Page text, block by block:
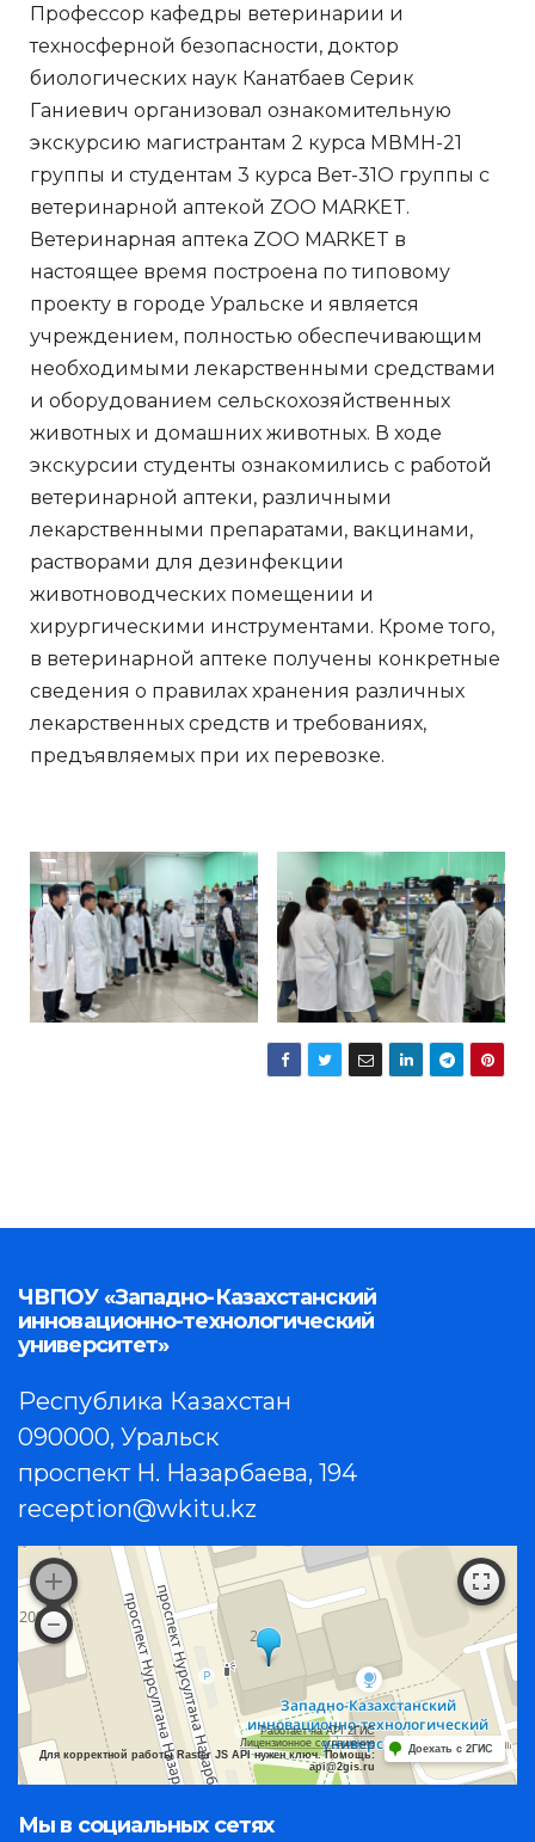
Профессор кафедры ветеринарии и
техносферной безопасности, доктор
биологических наук Канатбаев Серик
Ганиевич организовал ознакомительную
экскурсию магистрантам 2 курса МВМН-21
группы и студентам 3 курса Вет-31О группы с
ветеринарной аптекой ZOO MARKET.
Ветеринарная аптека ZOO MARKET в
настоящее время построена по типовому
проекту в городе Уральске и является
учреждением, полностью обеспечивающим
необходимыми лекарственными средствами
и оборудованием сельскохозяйственных
животных и домашних животных. В ходе
экскурсии студенты ознакомились с работой
ветеринарной аптеки, различными
лекарственными препаратами, вакцинами,
растворами для дезинфекции
животноводческих помещении и
хирургическими инструментами. Кроме того,
в ветеринарной аптеке получены конкретные
сведения о правилах хранения различных
лекарственных средств и требованиях,
предъявляемых при их перевозке.
ЧВПОУ «Западно-Казахстанский
инновационно-технологический
университет»
Республика Казахстан
090000, Уральск
проспект Н. Назарбаева, 194
reception@wkitu.kz
Работает на API 2ГИС
Лицензионное соглашение
Для корректной работы Raster JS API нужен ключ. Помощь:
api@2gis.ru
Доехать с 2ГИС
Мы в социальных сетях